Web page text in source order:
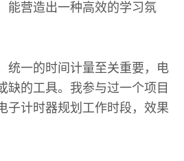
能营造出一种高效的学习氛
统一的时间计量至关重要，电
缺的工具。我参与过一个项目
子计时器规划工作时段，效果